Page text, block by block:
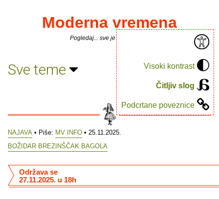
Visoki kontrast
Čitljiv slog
Podcrtane poveznice
Moderna vremena
Pogledaj... sve je puno knjiga.
Sve teme
NAJAVA • Piše: MV INFO • 25.11.2025.
BOŽIDAR BREZINŠČAK BAGOLA
Održava se
27.11.2025. u 18h